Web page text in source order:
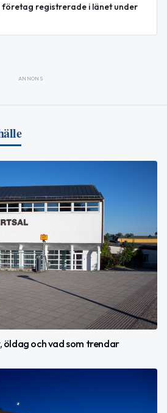
företag registrerade i länet under
ANNONS
och vad som trendar